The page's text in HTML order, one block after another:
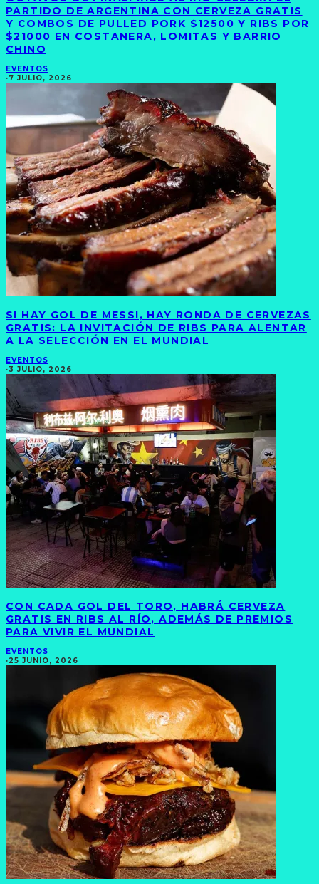
PARTIDO DE ARGENTINA CON CERVEZA GRATIS
Y COMBOS DE PULLED PORK $12500 Y RIBS POR
$21000 EN COSTANERA, LOMITAS Y BARRIO
CHINO
EVENTOS
·7 JULIO, 2026
SI HAY GOL DE MESSI, HAY RONDA DE CERVEZAS
GRATIS: LA INVITACIÓN DE RIBS PARA ALENTAR
A LA SELECCIÓN EN EL MUNDIAL
EVENTOS
·3 JULIO, 2026
CON CADA GOL DEL TORO, HABRÁ CERVEZA
GRATIS EN RIBS AL RÍO, ADEMÁS DE PREMIOS
PARA VIVIR EL MUNDIAL
EVENTOS
·25 JUNIO, 2026